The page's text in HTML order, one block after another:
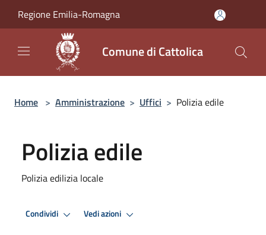
Regione Emilia-Romagna
Comune di Cattolica
Home > Amministrazione > Uffici > Polizia edile
Polizia edile
Polizia edilizia locale
Condividi Vedi azioni